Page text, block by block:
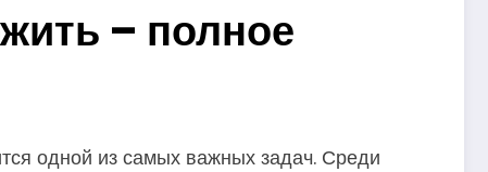
– полное
одной из самых важных задач. Среди